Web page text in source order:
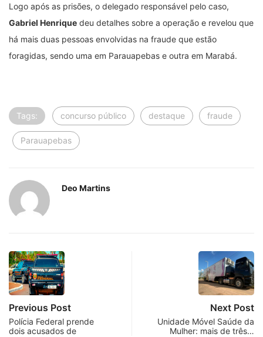
Logo após as prisões, o delegado responsável pelo caso,
Gabriel Henrique deu detalhes sobre a operação e revelou que
há mais duas pessoas envolvidas na fraude que estão
foragidas, sendo uma em Parauapebas e outra em Marabá.
Tags: concurso público destaque fraude
Parauapebas
Deo Martins
Previous Post
Polícia Federal prende
dois acusados de
Next Post
Unidade Móvel Saúde da
Mulher: mais de três…